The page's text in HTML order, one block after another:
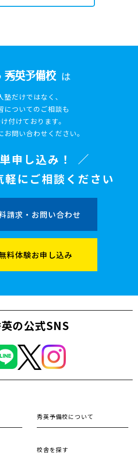
は
塾だけではなく、
についてのご相談も
付けております。
お問い合わせください。
申し込み！
軽にご相談ください
請求・お問い合わせ
料体験お申し込み
の公式SNS
秀英予備校について
校舎を探す